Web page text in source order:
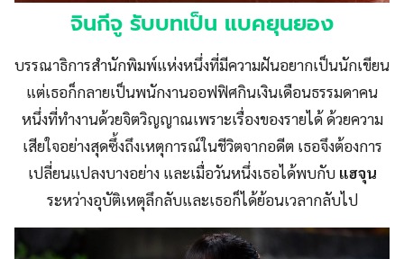
จินกีจู รับบทเป็น แบคยุนยอง
บรรณาธิการสำนักพิมพ์แห่งหนึ่งที่มีความฝันอยากเป็นนักเขียน
แต่เธอก็กลายเป็นพนักงานออฟฟิศกินเงินเดือนธรรมดาคน
หนึ่งที่ทำงานด้วยจิตวิญญาณเพราะเรื่องของรายได้ ด้วยความ
เสียใจอย่างสุดซึ้งถึงเหตุการณ์ในชีวิตจากอดีต เธอจึงต้องการ
เปลี่ยนแปลงบางอย่าง และเมื่อวันหนึ่งเธอได้พบกับ แฮจุน
ระหว่างอุบัติเหตุลึกลับและเธอก็ได้ย้อนเวลากลับไป